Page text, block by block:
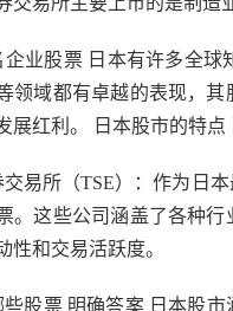
业股票 日本有许多全球
领域都有卓越的表现，
展红利。 日本股市的特点
交易所（TSE）：作为日
。这些公司涵盖了各种
性和交易活跃度。
些股票 明确答案 日本股